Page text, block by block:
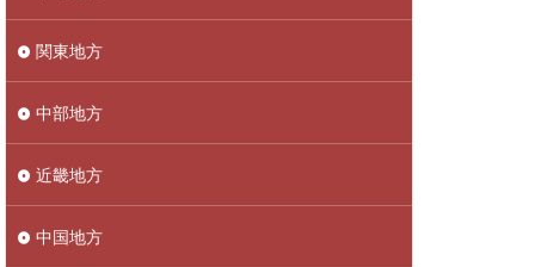
関東地方
中部地方
近畿地方
中国地方